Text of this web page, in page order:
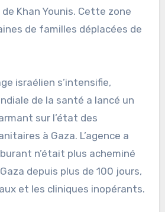
Khan Younis. Cette zone
de familles déplacées de
israélien s’intensifie,
de la santé a lancé un
sur l’état des
à Gaza. L’agence a
n’était plus acheminé
depuis plus de 100 jours,
et les cliniques inopérants.